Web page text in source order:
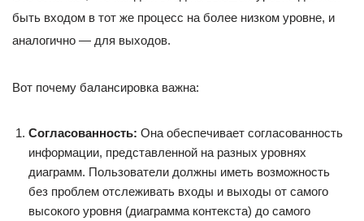
быть входом в тот же процесс на более низком уровне, и
аналогично — для выходов.
Вот почему балансировка важна:
Согласованность: Она обеспечивает согласованность
информации, представленной на разных уровнях
диаграмм. Пользователи должны иметь возможность
без проблем отслеживать входы и выходы от самого
высокого уровня (диаграмма контекста) до самого